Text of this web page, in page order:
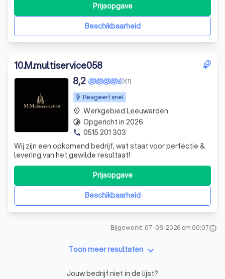
opgericht door de gebroeders Elzinga, heeft zich
ontwikkeld tot een gerenommeerde speler in de
schilderswereld. Wij onderscheiden ons
Beschikbaarheid
Prijsopgave
10.M.multiservice058
Reageert snel
(1)
8,2
Wij zijn een opkomend bedrijf, wat staat voor perfectie &
levering van het gewilde resultaat!
Beschikbaarheid
Prijsopgave
place Werkgebied Leeuwarden
timelapse Opgericht in 2026
phone 0515 201 303
Bijgewerkt: 07-08-2026 om 00:07info
Toon meer resultaten keyboard_arrow_down
Jouw bedrijf niet in de lijst?